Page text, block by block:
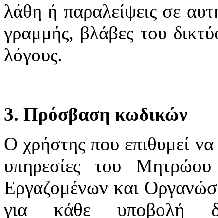
λάθη ή παραλείψεις σε
γραμμής, βλάβες του
λόγους.
3. Πρόσβαση κωδικών
Ο χρήστης που επιθυμεί να
υπηρεσίες του Μητρώου
Εργαζομένων και
για κάθε υποβολή